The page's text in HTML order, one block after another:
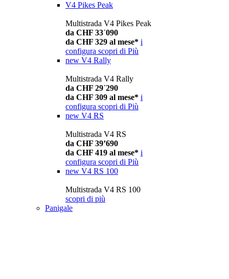
V4 Pikes Peak
Multistrada V4 Pikes Peak
da CHF 33´090
da CHF 329 al mese* i
configura scopri di Più
new V4 Rally
Multistrada V4 Rally
da CHF 29´290
da CHF 309 al mese* i
configura scopri di Più
new V4 RS
Multistrada V4 RS
da CHF 39’690
da CHF 419 al mese* i
configura scopri di Più
new V4 RS 100
Multistrada V4 RS 100
scopri di più
Panigale